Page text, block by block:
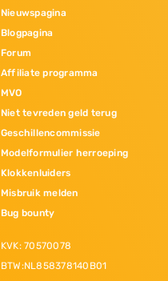
Nieuwspagina
Blogpagina
Forum
Affiliate programma
MVO
Niet tevreden geld terug
Geschillencommissie
Modelformulier herroeping
Klokkenluiders
Misbruik melden
Bug bounty
KVK: 70570078
BTW:NL858378140B01